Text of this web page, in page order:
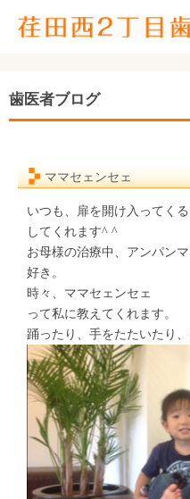
歯医者ブログ
ママセェンセェ
いつも、扉を開け入ってく
してくれます^ ^
お母様の治療中、アンパン
好き。
時々、ママセェンセェ
って私に教えてくれます。
踊ったり、手をたたいたり